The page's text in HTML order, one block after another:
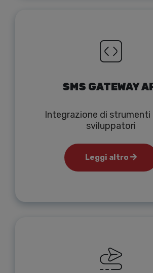
SMS GATEWAY
Integrazione di strumenti
sviluppatori
Leggi altro